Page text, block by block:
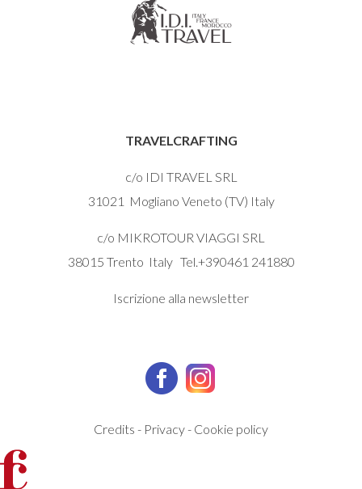
TRAVELCRAFTING
c/o IDI TRAVEL SRL
31021 Mogliano Veneto (TV) Italy
c/o MIKROTOUR VIAGGI SRL
38015 Trento Italy Tel.+390461 241880
Iscrizione alla newsletter
Credits - Privacy- Cookie policy